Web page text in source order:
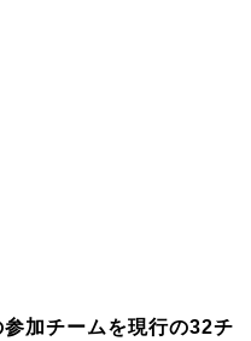
加チームを現行の32チ